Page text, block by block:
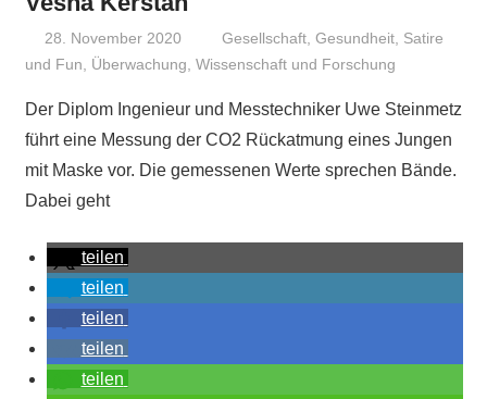
28. November 2020 Niki Vogt
Gesellschaft,Gesundheit, Satire
und Fun, Überwachung, Wissenschaft und Forschung
Der Diplom Ingenieur und Messtechniker Uwe Steinmetz
führt eine Messung der CO2 Rückatmung eines Jungen
mit Maske vor. Die gemessenen Werte sprechen Bände.
Dabei geht
teilen
teilen
teilen
teilen
teilen